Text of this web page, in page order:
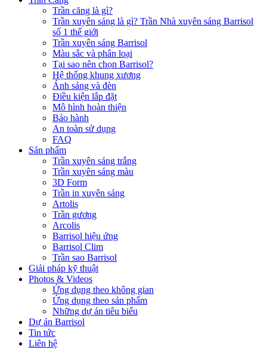
Trần căng là gì?
Trần xuyên sáng là gì? Trần Nhà xuyên sáng Barrisol
số 1 thế giới
Trần xuyên sáng Barrisol
Màu sắc và phân loại
Tại sao nên chọn Barrisol?
Hệ thống khung xương
Ánh sáng và đèn
Điều kiện lắp đặt
Mô hình hoàn thiện
Bảo hành
An toàn sử dụng
FAQ
Sản phẩm
Trần xuyên sáng trắng
Trần xuyên sáng màu
3D Form
Trần in xuyên sáng
Artolis
Trần gương
Arcolis
Barrisol hiệu ứng
Barrisol Clim
Trần sao Barrisol
Giải pháp kỹ thuật
Photos & Videos
Ứng dụng theo không gian
Ứng dụng theo sản phẩm
Những dự án tiêu biểu
Dự án Barrisol
Tin tức
Liên hệ